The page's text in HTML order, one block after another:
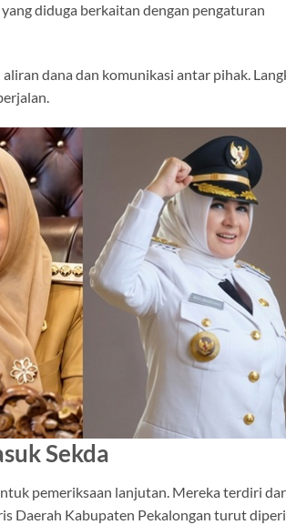
diduga berkaitan dengan pengaturan
dana dan komunikasi antar pihak.
Sekda
pemeriksaan lanjutan. Mereka terdiri
Daerah Kabupaten Pekalongan turut